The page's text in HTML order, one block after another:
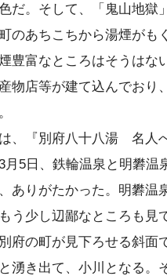
だ。そして、「鬼山地獄
のあちこちから湯煙がも
豊富なところはそうはな
物店等が建て込んでおり
、『別府八十八湯 名人
5日、鉄輪温泉と明礬温
ありがたかった。明礬温
う少し辺鄙なところも見
府の町が見下ろせる斜面
湧き出て、小川となる。